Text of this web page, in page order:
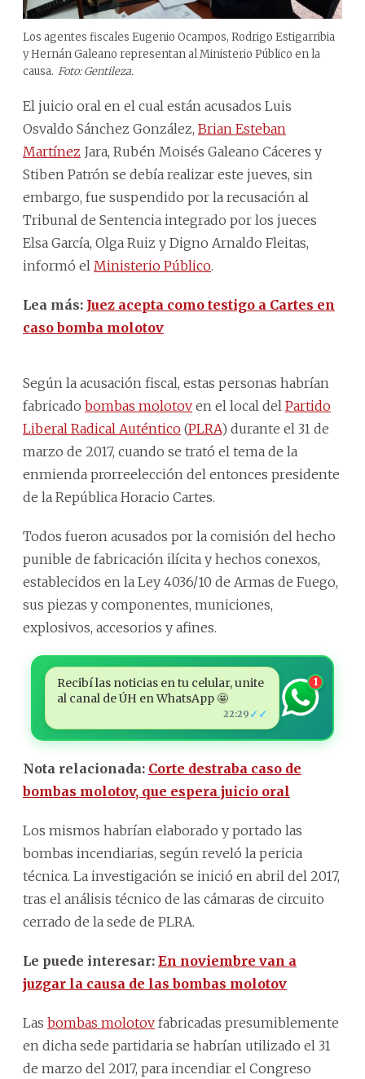
Los agentes fiscales Eugenio Ocampos, Rodrigo Estigarribia
y Hernán Galeano representan al Ministerio Público en la
causa. Foto: Gentileza.
El juicio oral en el cual están acusados Luis
Osvaldo Sánchez González, Brian Esteban
Martínez Jara, Rubén Moisés Galeano Cáceres y
Stiben Patrón se debía realizar este jueves, sin
embargo, fue suspendido por la recusación al
Tribunal de Sentencia integrado por los jueces
Elsa García, Olga Ruiz y Digno Arnaldo Fleitas,
informó el Ministerio Público.
Lea más: Juez acepta como testigo a Cartes en
caso bomba molotov
Según la acusación fiscal, estas personas habrían
fabricado bombas molotov en el local del Partido
Liberal Radical Auténtico (PLRA) durante el 31 de
marzo de 2017, cuando se trató el tema de la
enmienda prorreelección del entonces presidente
de la República Horacio Cartes.
Todos fueron acusados por la comisión del hecho
punible de fabricación ilícita y hechos conexos,
establecidos en la Ley 4036/10 de Armas de Fuego,
sus piezas y componentes, municiones,
explosivos, accesorios y afines.
Recibí las noticias en tu celular, unite
al canal de ÚH en WhatsApp 🤩
22:29 ✓✓
1
Nota relacionada: Corte destraba caso de
bombas molotov, que espera juicio oral
Los mismos habrían elaborado y portado las
bombas incendiarias, según reveló la pericia
técnica. La investigación se inició en abril del 2017,
tras el análisis técnico de las cámaras de circuito
cerrado de la sede de PLRA.
Le puede interesar: En noviembre van a
juzgar la causa de las bombas molotov
Las bombas molotov fabricadas presumiblemente
en dicha sede partidaria se habrían utilizado el 31
de marzo del 2017, para incendiar el Congreso